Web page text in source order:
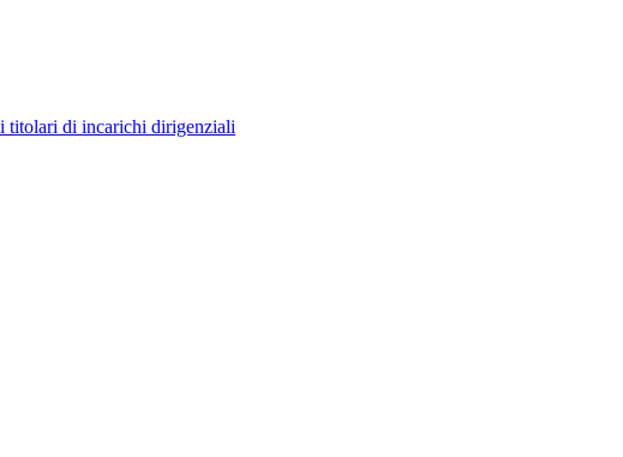
titolari di incarichi dirigenziali